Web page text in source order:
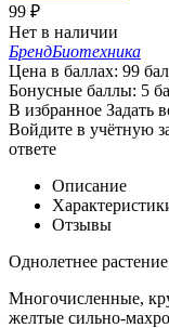
99 ₽
Нет в наличии
БрендБиотехника
Цена в баллах: 99
Бонусные баллы: 5
В избранное Задать
Войдите в учётную
ответе
Описание
Отзывы
Однолетнее
Многочисленные,
желтые сильно-